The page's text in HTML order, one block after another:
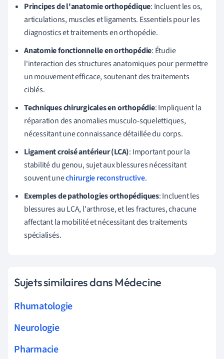
Principes de l'anatomie orthopédique: Incluent les os,
articulations, muscles et ligaments. Essentiels pour les
diagnostics et traitements en orthopédie.
Anatomie fonctionnelle en orthopédie: Étudie
l'interaction des structures anatomiques pour permettre
un mouvement efficace, soutenant des traitements
ciblés.
Techniques chirurgicales en orthopédie: Impliquent la
réparation des anomalies musculo-squelettiques,
nécessitant une connaissance détaillée du corps.
Ligament croisé antérieur (LCA): Important pour la
stabilité du genou, sujet aux blessures nécessitant
souvent unechirurgie reconstructive.
Exemples de pathologies orthopédiques: Incluent les
blessures au LCA, l'arthrose, et les fractures, chacune
affectant la mobilité et nécessitant des traitements
spécialisés.
Sujets similaires dans Médecine
Rhumatologie
Neurologie
Pharmacie